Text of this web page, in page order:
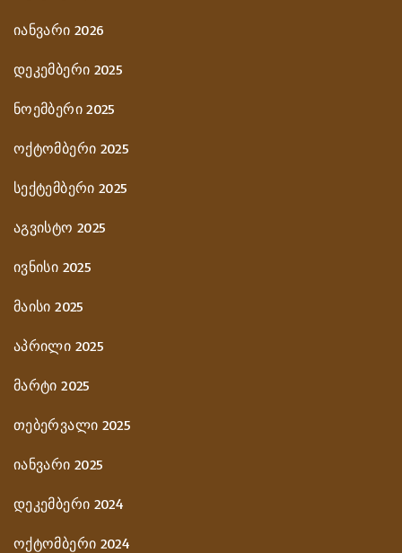
იანვარი 2026
დეკემბერი 2025
ნოემბერი 2025
ოქტომბერი 2025
სექტემბერი 2025
აგვისტო 2025
ივნისი 2025
მაისი 2025
აპრილი 2025
მარტი 2025
თებერვალი 2025
იანვარი 2025
დეკემბერი 2024
ოქტომბერი 2024